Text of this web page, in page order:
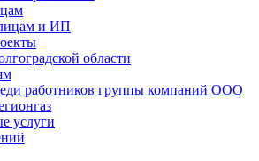
и ИП
области
работников группы компаний ООО
услуги